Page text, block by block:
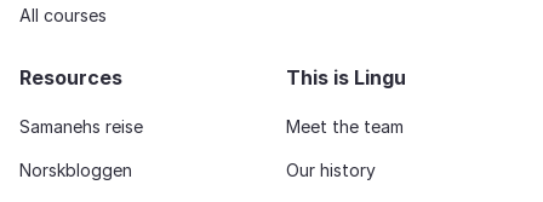
All courses
Resources
Samanehs reise
Norskbloggen
This is Lingu
Meet the team
Our history